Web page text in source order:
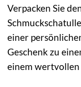
Verpacken Sie
einer
Geschenk zu
einem